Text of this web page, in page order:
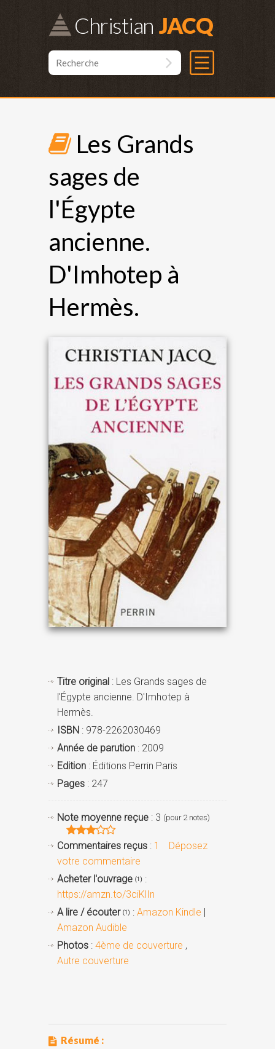
Christian
Les Grands
sages de
l'Égypte
ancienne.
D'Imhotep à
Hermès.
Titre original : Les Grands sages de
l'Égypte ancienne. D'Imhotep à
Hermès.
ISBN : 978-2262030469
Année de parution : 2009
Edition : Éditions Perrin Paris
Pages : 247
Note moyenne reçue : 3 (pour 2 notes)
Commentaires reçus : 1
Déposez
votre commentaire
Acheter l'ouvrage (1) :
https://amzn.to/3ciKlIn
A lire / écouter (1) : Amazon Kindle
Amazon Audible
Photos : 4ème de couverture ,
Autre couverture
Résumé :